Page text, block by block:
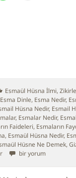
Kategoriler
Esmaül Hüsna İlmi,
Esma Dinle, Esma Nedir,
Hüsna Nedir, Esmail
, Esmalar Nedir,
Faideleri, Esmaların
, Esmaül Hüsna Nedir,
Hüsne Ne Demek,
Esmaların Tecellisi
bir yorum